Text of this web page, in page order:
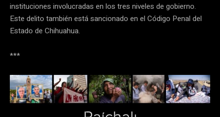
instituciones involucradas en los tres niveles de gobierno.
Este delito también está sancionado en el Código Penal del
Estado de Chihuahua.
***